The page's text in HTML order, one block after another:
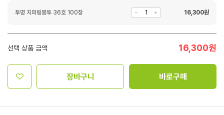
투명 지퍼링봉투 36호 100장 16,300원
선택 상품 금액 16,300원
장바구니 바로구매